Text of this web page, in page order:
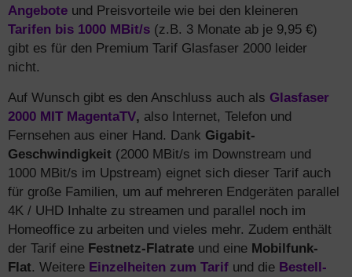
Angebote und Preisvorteile wie bei den kleineren
Tarifen bis 1000 MBit/s (z.B. 3 Monate ab je 9,95 €)
gibt es für den Premium Tarif Glasfaser 2000 leider
nicht.
Auf Wunsch gibt es den Anschluss auch als Glasfaser
2000 MIT MagentaTV, also Internet, Telefon und
Fernsehen aus einer Hand. Dank Gigabit-
Geschwindigkeit (2000 MBit/s im Downstream und
1000 MBit/s im Upstream) eignet sich dieser Tarif auch
für große Familien, um auf mehreren Endgeräten parallel
4K / UHD Inhalte zu streamen und parallel noch im
Homeoffice zu arbeiten und vieles mehr. Zudem enthält
der Tarif eine Festnetz-Flatrate und eine Mobilfunk-
Flat. Weitere Einzelheiten zum Tarif und die Bestell-